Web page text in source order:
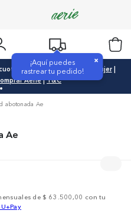
¡Aquí puedes
rastrear tu pedido!
×
0% interés |Comprar Mujer|
Aerie|T&C
abotonada Ae
Ae
de $ 63.500,00 con tu